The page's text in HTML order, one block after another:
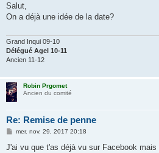
s
a
Salut,
On a déjà une idée de la date?
Grand Inqui 09-10
Délégué Agel 10-11
Ancien 11-12
Robin Prgomet
Ancien du comité
Re: Remise de penne
M
s
mer. nov. 29, 2017 20:18
J'ai vu que t'as déjà vu sur Facebook